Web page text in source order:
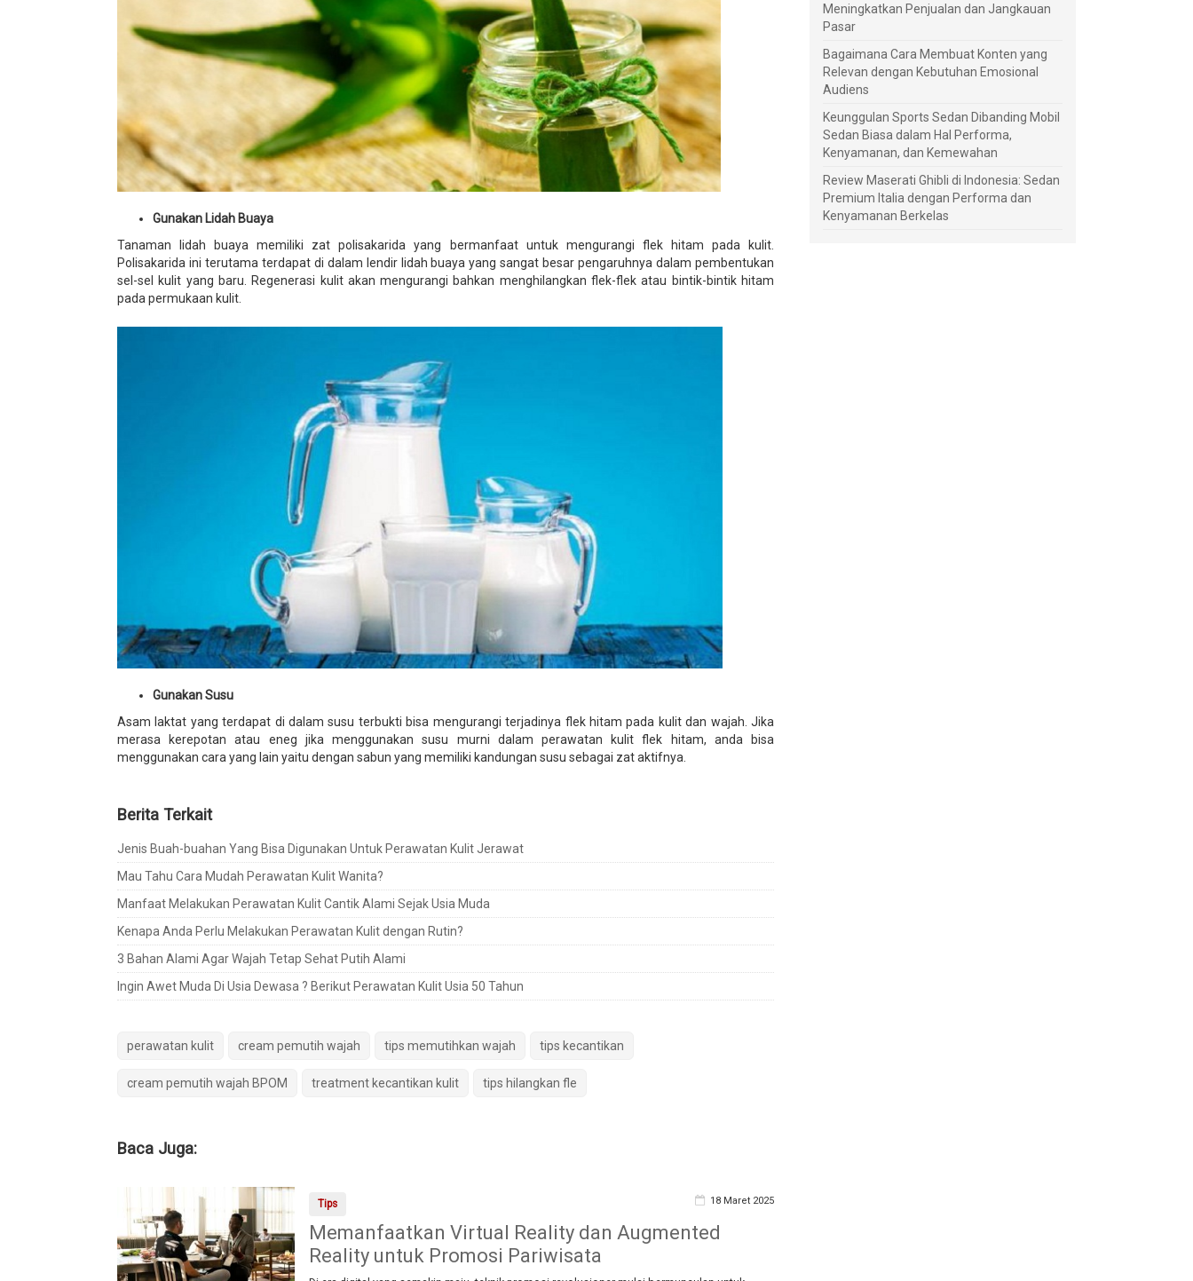
Gunakan Lidah Buaya
Tanaman lidah buaya memiliki zat polisakarida yang bermanfaat untuk mengurangi flek hitam pada kulit.
Polisakarida ini terutama terdapat di dalam lendir lidah buaya yang sangat besar pengaruhnya dalam pembentukan
sel-sel kulit yang baru. Regenerasi kulit akan mengurangi bahkan menghilangkan flek-flek atau bintik-bintik hitam
pada permukaan kulit.
Gunakan Susu
Asam laktat yang terdapat di dalam susu terbukti bisa mengurangi terjadinya flek hitam pada kulit dan wajah. Jika
merasa kerepotan atau eneg jika menggunakan susu murni dalam perawatan kulit flek hitam, anda bisa
menggunakan cara yang lain yaitu dengan sabun yang memiliki kandungan susu sebagai zat aktifnya.
Berita Terkait
Jenis Buah-buahan Yang Bisa Digunakan Untuk Perawatan Kulit Jerawat
Mau Tahu Cara Mudah Perawatan Kulit Wanita?
Manfaat Melakukan Perawatan Kulit Cantik Alami Sejak Usia Muda
Kenapa Anda Perlu Melakukan Perawatan Kulit dengan Rutin?
3 Bahan Alami Agar Wajah Tetap Sehat Putih Alami
Ingin Awet Muda Di Usia Dewasa ? Berikut Perawatan Kulit Usia 50 Tahun
perawatan kulit cream pemutih wajah tips memutihkan wajah tips kecantikan
cream pemutih wajah BPOM treatment kecantikan kulit tips hilangkan fle
Baca Juga:
Tips 18 Maret 2025
Memanfaatkan Virtual Reality dan Augmented
Reality untuk Promosi Pariwisata
Meningkatkan Penjualan dan Jangkauan
Pasar
Bagaimana Cara Membuat Konten yang
Relevan dengan Kebutuhan Emosional
Audiens
Keunggulan Sports Sedan Dibanding Mobil
Sedan Biasa dalam Hal Performa,
Kenyamanan, dan Kemewahan
Review Maserati Ghibli di Indonesia: Sedan
Premium Italia dengan Performa dan
Kenyamanan Berkelas